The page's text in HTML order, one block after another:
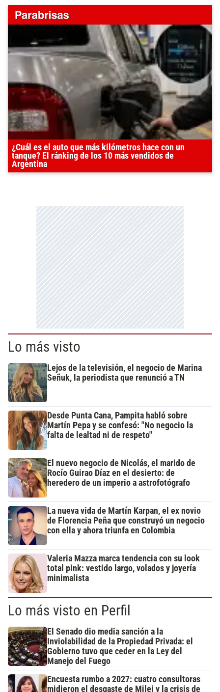
¿Cuál es el auto que más kilómetros hace con un
tanque? El ránking de los 10 más vendidos de
Argentina
Lo más visto
Lejos de la televisión, el negocio de Marina
Señuk, la periodista que renunció a TN
Desde Punta Cana, Pampita habló sobre
Martín Pepa y se confesó: "No negocio la
falta de lealtad ni de respeto"
El nuevo negocio de Nicolás, el marido de
Rocío Guirao Díaz en el desierto: de
heredero de un imperio a astrofotógrafo
La nueva vida de Martín Karpan, el ex novio
de Florencia Peña que construyó un negocio
con ella y ahora triunfa en Colombia
Valeria Mazza marca tendencia con su look
total pink: vestido largo, volados y joyería
minimalista
Lo más visto en Perfil
El Senado dio media sanción a la
Inviolabilidad de la Propiedad Privada: el
Gobierno tuvo que ceder en la Ley del
Manejo del Fuego
Encuesta rumbo a 2027: cuatro consultoras
midieron el desgaste de Milei y la crisis de